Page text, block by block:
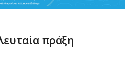
πράξη